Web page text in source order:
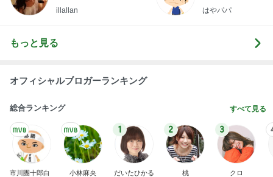
illallan はやパパ
もっと見る
オフィシャルブロガーランキング
総合ランキング すべて見る
市川團十郎白
小林麻央
1
だいたひかる
2
桃
3
クロ